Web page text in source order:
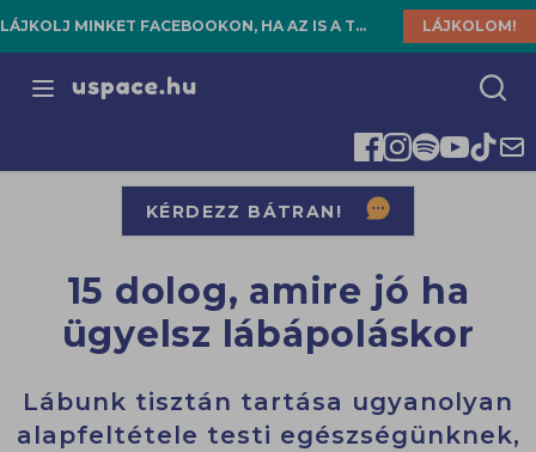
LÁJKOLJ MINKET FACEBOOKON, HA AZ IS A TE HELYED! LÁJKOLOM!
Open menu
KÉRDEZZ BÁTRAN!
15 dolog, amire jó ha
ügyelsz lábápoláskor
Lábunk tisztán tartása ugyanolyan
alapfeltétele testi egészségünknek,